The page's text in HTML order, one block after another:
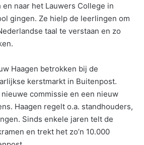
naar het Lauwers College in
gingen. Ze hielp de leerlingen om
taal te verstaan en zo
Haagen betrokken bij de
kerstmarkt in Buitenpost.
commissie en een nieuw
Haagen regelt o.a. standhouders,
Sinds enkele jaren telt de
en trekt het zo’n 10.000